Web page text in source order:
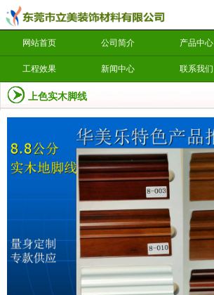
网站首页 公司简介 产品中心
工程效果 新闻中心 联系我们
上色实木脚线